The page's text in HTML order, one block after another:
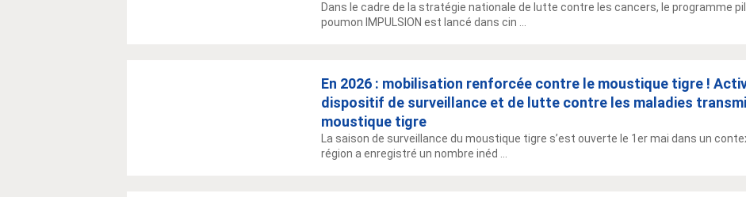
Dans le cadre de la stratégie nationale de lutte contre les cancers, le programme
poumon IMPULSION est lancé dans cin ...
En 2026 : mobilisation renforcée contre le moustique tigre !
dispositif de surveillance et de lutte contre les maladies
moustique tigre
La saison de surveillance du moustique tigre s’est ouverte le 1er mai dans un
région a enregistré un nombre inéd ...